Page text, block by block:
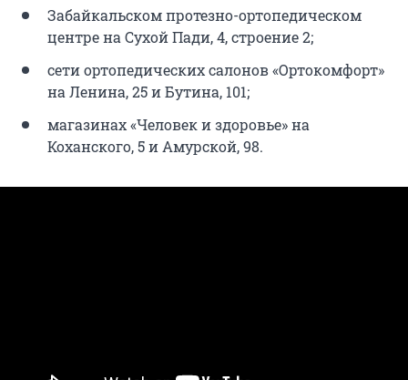
Забайкальском протезно-ортопедическом
центре на Сухой Пади, 4, строение 2;
сети ортопедических салонов «Ортокомфорт»
на Ленина, 25 и Бутина, 101;
магазинах «Человек и здоровье» на
Коханского, 5 и Амурской, 98.